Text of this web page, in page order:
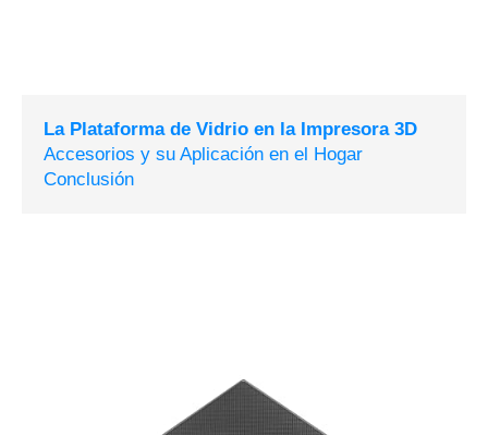
La Plataforma de Vidrio en la Impresora 3D
Accesorios y su Aplicación en el Hogar
Conclusión